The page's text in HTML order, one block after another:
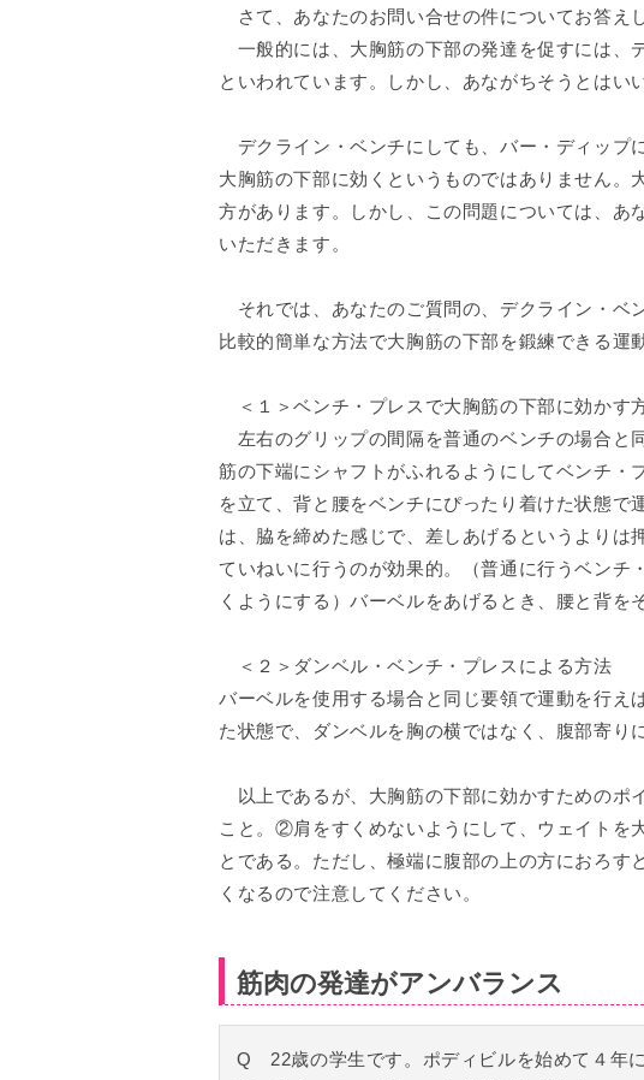
さて、あなたのお問い合せの件についてお答え
一般的には、大胸筋の下部の発達を促すには、
といわれています。しかし、あながちそうとはい
デクライン・ベンチにしても、バー・ディップ
大胸筋の下部に効くというものではありません。
方があります。しかし、この問題については、あ
いただきます。
それでは、あなたのご質問の、デクライン・ベ
比較的簡単な方法で大胸筋の下部を鍛練できる運
＜１＞ベンチ・プレスで大胸筋の下部に効かす方
左右のグリップの間隔を普通のベンチの場合と
筋の下端にシャフトがふれるようにしてベンチ・
を立て、背と腰をベンチにぴったり着けた状態で
は、脇を締めた感じで、差しあげるというよりは
ていねいに行うのが効果的。（普通に行うベンチ
くようにする）バーベルをあげるとき、腰と背を
＜２＞ダンベル・ベンチ・プレスによる方法
バーベルを使用する場合と同じ要領で運動を行え
た状態で、ダンベルを胸の横ではなく、腹部寄り
以上であるが、大胸筋の下部に効かすためのポ
こと。②肩をすくめないようにして、ウェイトを
とである。ただし、極端に腹部の上の方におろす
くなるので注意してください。
筋肉の発達がアンバランス
Q 22歳の学生です。ポディビルを始めて４年